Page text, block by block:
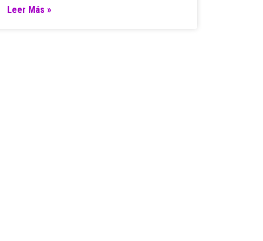
Leer Más »